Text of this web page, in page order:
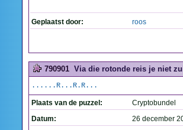
Geplaatst door: roos
790901 Via die rotonde reis je niet
......R...R.R...
Plaats van de puzzel:
Cryptobundel
Datum:
26 december